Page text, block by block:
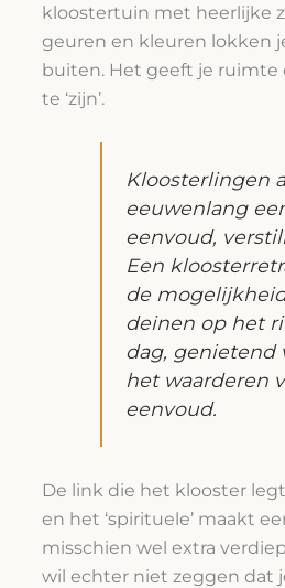
kloostertuin met heerlijke
geuren en kleuren lokken
buiten. Het geeft je ruimte
te ‘zijn’.
Kloosterlingen
eeuwenlang
eenvoud,
Een
de
deinen op het
dag, genietend
het waarderen
eenvoud.
De link die het klooster legt
en het ‘spirituele’ maakt
misschien wel extra
wil echter niet zeggen dat